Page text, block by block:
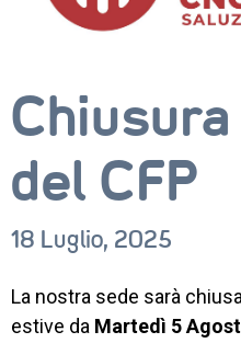
CORSI
NEWS
PROFESSIONALI
AL
LAVORO
Chiusura
del CFP
18 Luglio, 2025
La nostra sede sarà
estive da Martedì 5